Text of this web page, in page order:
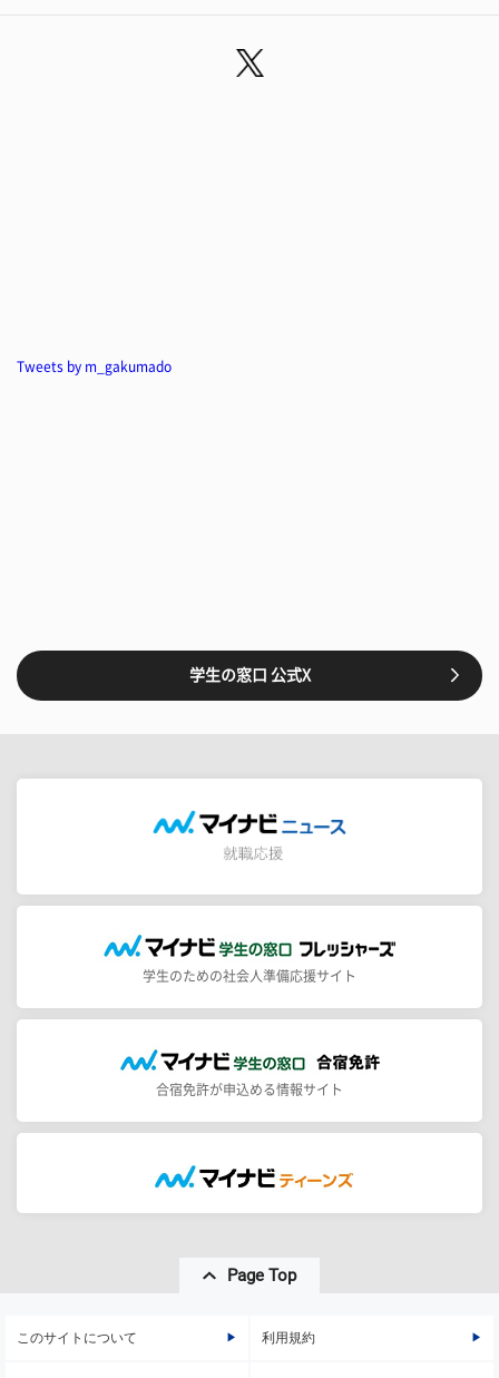
Tweets by m_gakumado
学生の窓口 公式X
学生のための社会人準備応援サイト
合宿免許が申込める情報サイト
Page Top
このサイトについて 利用規約